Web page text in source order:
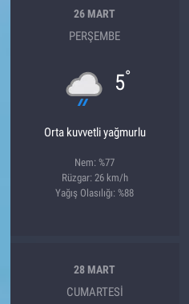
26 MART
PERŞEMBE
5°
Orta kuvvetli yağmurlu
Nem: %77
Rüzgar: 26 km/h
Yağış Olasılığı: %88
28 MART
CUMARTESI